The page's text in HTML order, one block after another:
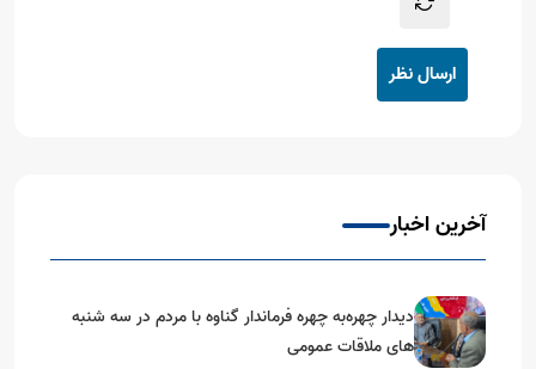
ارسال نظر
آخرین اخبار
️دیدار چهره‌به‌ چهره فرماندار گناوه با مردم در سه شنبه
های ملاقات عمومی